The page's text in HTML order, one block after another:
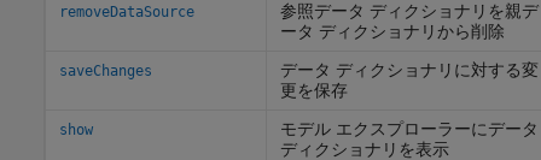
removeDataSource
参照データ ディクショナリを親デ
ータ ディクショナリから削除
saveChanges
データ ディクショナリに対する変
更を保存
show
モデル エクスプローラーにデータ
ディクショナリを表示